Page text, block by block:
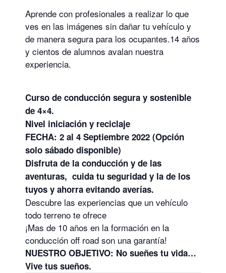
Aprende con profesionales a realizar lo que
ves en las imágenes sin dañar tu vehículo y
de manera segura para los ocupantes.14 años
y cientos de alumnos avalan nuestra
experiencia.
Curso de conducción segura y sostenible
de 4×4.
Nivel iniciación y reciclaje
FECHA: 2 al 4 Septiembre 2022 (Opción
solo sábado disponible)
Disfruta de la conducción y de las
aventuras, cuida tu seguridad y la de los
tuyos y ahorra evitando averías.
Descubre las experiencias que un vehículo
todo terreno te ofrece
¡Mas de 10 años en la formación en la
conducción off road son una garantía!
NUESTRO OBJETIVO: No sueñes tu vida…
Vive tus sueños.